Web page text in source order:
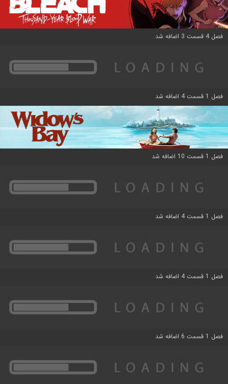
فصل 4 قسمت 3 اضافه شد
فصل 1 قسمت 4 اضافه شد
فصل 1 قسمت 10 اضافه شد
فصل 1 قسمت 4 اضافه شد
فصل 1 قسمت 4 اضافه شد
فصل 1 قسمت 6 اضافه شد